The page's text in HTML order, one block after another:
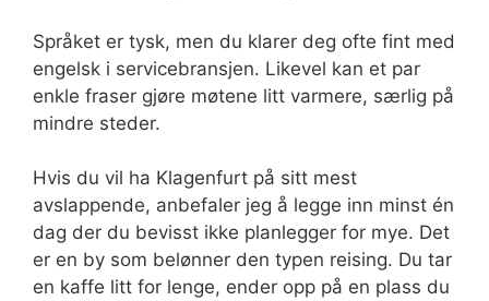
Språket er tysk, men du klarer deg ofte fint med
engelsk i servicebransjen. Likevel kan et par
enkle fraser gjøre møtene litt varmere, særlig på
mindre steder.
Hvis du vil ha Klagenfurt på sitt mest
avslappende, anbefaler jeg å legge inn minst én
dag der du bevisst ikke planlegger for mye. Det
er en by som belønner den typen reising. Du tar
en kaffe litt for lenge, ender opp på en plass du